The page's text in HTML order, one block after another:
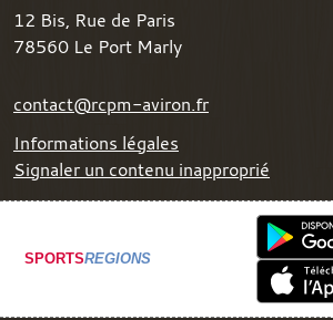
12 Bis, Rue de Paris
78560 Le Port Marly
contact@rcpm-aviron.fr
Informations légales
Signaler un contenu inapproprié
SPORTSREGIONS